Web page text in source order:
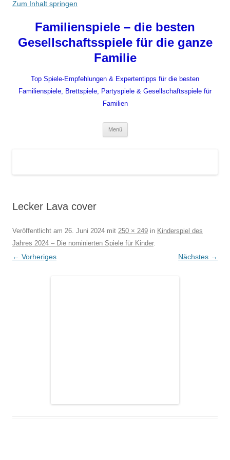
Zum Inhalt springen
Familienspiele – die besten
Gesellschaftsspiele für die ganze
Familie
Top Spiele-Empfehlungen & Expertentipps für die besten
Familienspiele, Brettspiele, Partyspiele & Gesellschaftsspiele für
Familien
Menü
Lecker Lava cover
Veröffentlicht am 26. Juni 2024 mit 250 × 249 in Kinderspiel des
Jahres 2024 – Die nominierten Spiele für Kinder.
← Vorheriges Nächstes →